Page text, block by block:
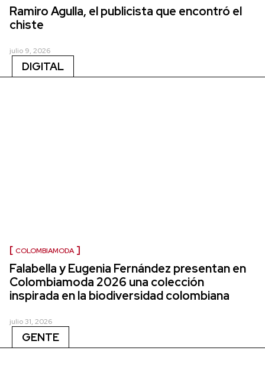
Ramiro Agulla, el publicista que encontró el
chiste
julio 9, 2026
DIGITAL
COLOMBIAMODA
Falabella y Eugenia Fernández presentan en
Colombiamoda 2026 una colección
inspirada en la biodiversidad colombiana
julio 31, 2026
GENTE